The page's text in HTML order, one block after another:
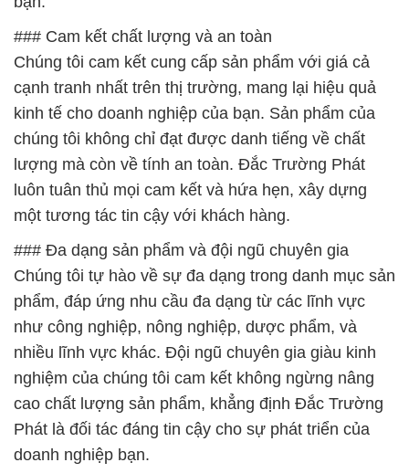
### Cam kết chất lượng và an toàn
Chúng tôi cam kết cung cấp sản phẩm với giá cả
cạnh tranh nhất trên thị trường, mang lại hiệu quả
kinh tế cho doanh nghiệp của bạn. Sản phẩm của
chúng tôi không chỉ đạt được danh tiếng về chất
lượng mà còn về tính an toàn. Đắc Trường Phát
luôn tuân thủ mọi cam kết và hứa hẹn, xây dựng
một tương tác tin cậy với khách hàng.
### Đa dạng sản phẩm và đội ngũ chuyên gia
Chúng tôi tự hào về sự đa dạng trong danh mục sản
phẩm, đáp ứng nhu cầu đa dạng từ các lĩnh vực
như công nghiệp, nông nghiệp, dược phẩm, và
nhiều lĩnh vực khác. Đội ngũ chuyên gia giàu kinh
nghiệm của chúng tôi cam kết không ngừng nâng
cao chất lượng sản phẩm, khẳng định Đắc Trường
Phát là đối tác đáng tin cậy cho sự phát triển của
doanh nghiệp bạn.